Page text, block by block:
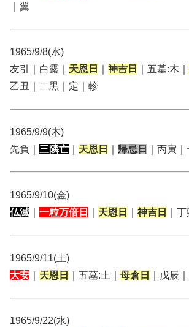
｜翼
1965/9/8(水)
友引｜白露｜ 天恩日 神吉日 ｜五墓:木｜
乙丑｜二黒｜定｜軫
1965/9/9(木)
先負｜ 三隣亡 天恩日 帰忌日 ｜丙寅
1965/9/10(金)
仏滅
一粒万倍日 天恩日 神吉日 ｜
1965/9/11(土)
大安
天恩日 ｜五墓:土｜ 母倉日 ｜戊辰
1965/9/22(水)